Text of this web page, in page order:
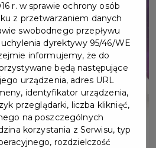
r. w sprawie ochrony osób
z przetwarzaniem danych
swobodnego przepływu
dyrektywy 95/46/WE
informujemy, że do
będą następujące
urządzenia, adres URL
identyfikator urządzenia,
przeglądarki, liczba kliknięć,
na poszczególnych
korzystania z Serwisu, typ
rozdzielczość